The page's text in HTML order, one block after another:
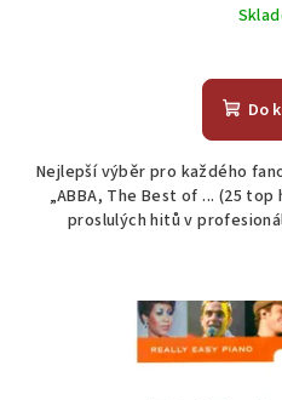
Do
Nejlepší výběr pro každého
„ABBA, The Best of ... (25
proslulých hitů v